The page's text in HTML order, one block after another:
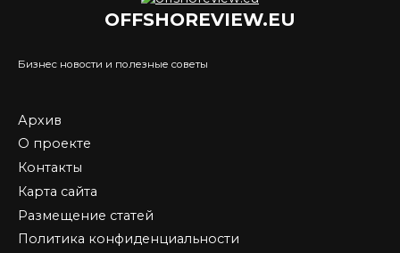
OFFSHOREVIEW.EU
Бизнес новости и полезные советы
Архив
О проекте
Контакты
Карта сайта
Размещение статей
Политика конфиденциальности